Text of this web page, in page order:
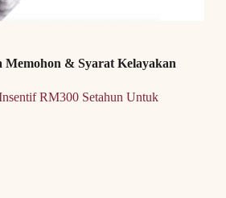
Memohon & Syarat Kelayakan